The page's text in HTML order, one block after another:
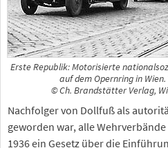
Erste Republik: Motorisierte
auf dem Opernring in Wien.
© Ch. Brandstätter Verlag,
Nachfolger von Dollfuß als
geworden war, alle
1936 ein Gesetz über die